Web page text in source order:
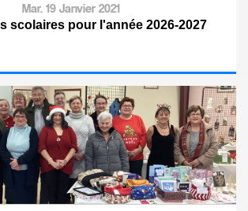
Mar. 19 Janvier 2021
scolaires pour l'année 2026-2027